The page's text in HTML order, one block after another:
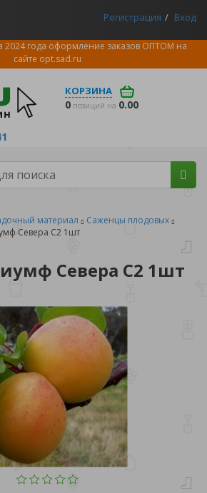
Регистрация Вход
года оформление заказов ОПТОМ на
сайте opt.sad.ru
КОРЗИНА
0 позиций на 0.00
материал
Саженцы плодовых
Севера C2 1шт
Севера C2 1шт